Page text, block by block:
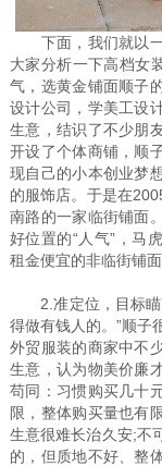
下面，我们就以一
大家分析一下高档女
气，选黄金铺面顺子
设计公司，学美工设
生意，结识了不少朋
开设了个体商铺，顺
现自己的小本创业梦
的服饰店。于是在
南路的一家临街铺面
好位置的“人气”，马
租金便宜的非临街铺面
2.准定位，目标瞄
得做有钱人的。”顺子
外贸服装的商家中不
生意，认为物美价廉
苟同：习惯购买几十
限，整体购买量也有
生意很难长治久安;不
的，但质地不好、整